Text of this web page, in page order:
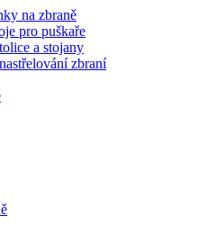
na zbraně
pro puškaře
a stojany
zbraní